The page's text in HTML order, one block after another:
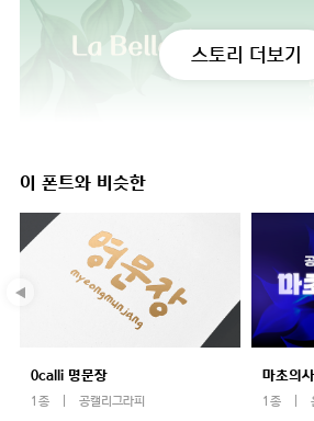
스토리 더보기
이 폰트와 비슷한
0calli 명문장
1종 공캘리그라피
마초의
1종